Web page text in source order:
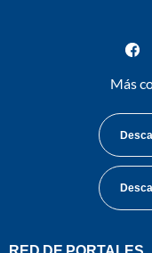
Más
RED DE PORTALES